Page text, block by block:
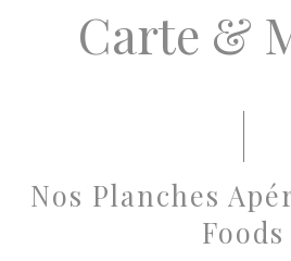
Carte &
Nos Planches
Foods